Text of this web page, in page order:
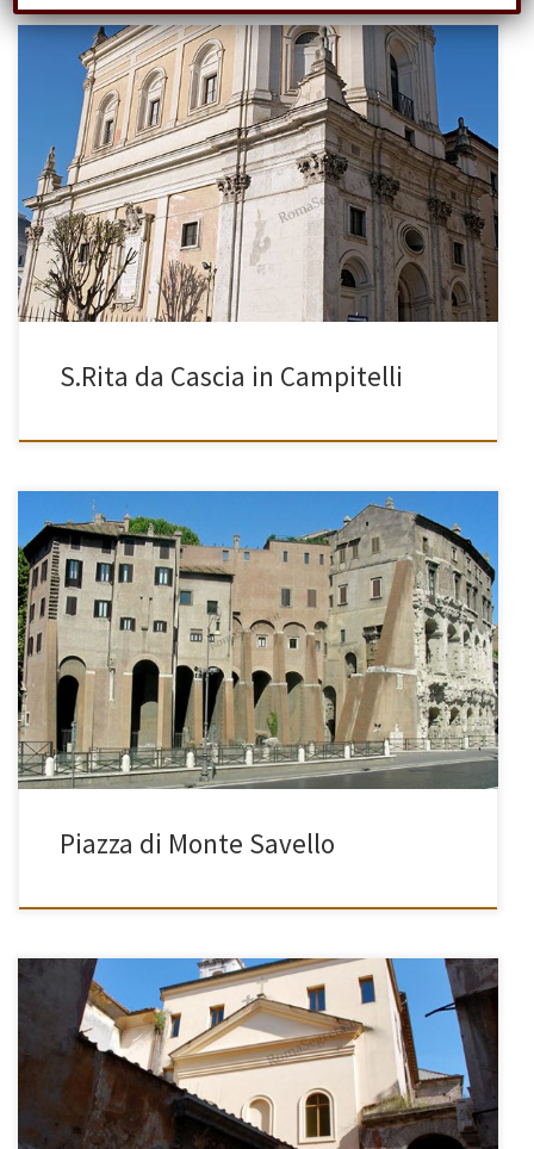
[…]
S.Rita da Cascia in Campitelli
[…]
Piazza di Monte Savello